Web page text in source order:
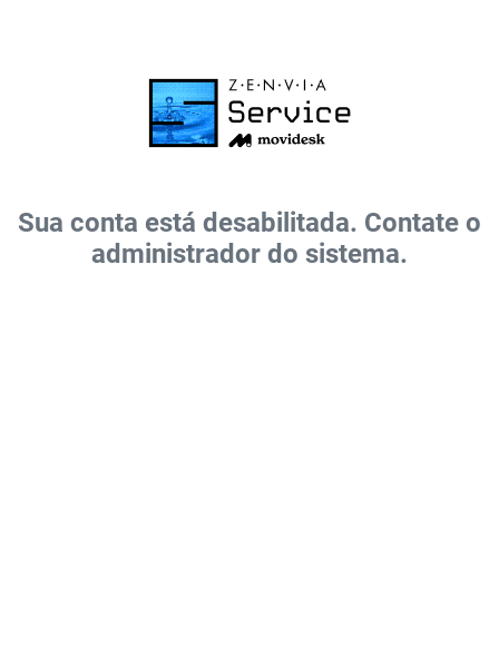
Sua conta está desabilitada. Contate o
administrador do sistema.